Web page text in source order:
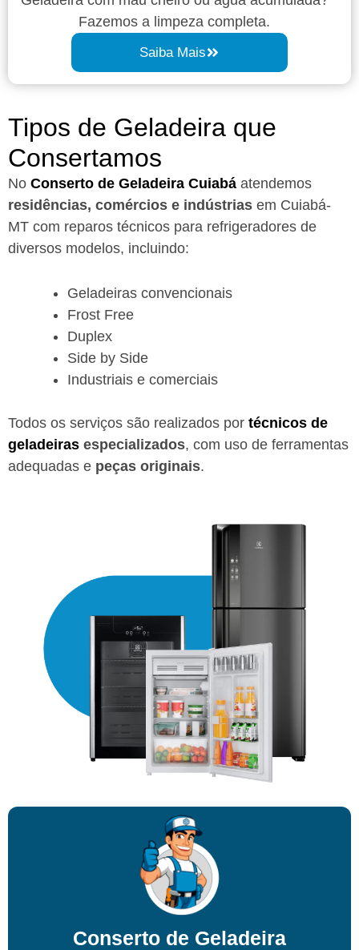
Fazemos a limpeza completa.
Saiba Mais
Tipos de Geladeira que
Consertamos
No Conserto de Geladeira Cuiabá atendemos
residências, comércios e indústrias em Cuiabá-
MT com reparos técnicos para refrigeradores de
diversos modelos, incluindo:
Geladeiras convencionais
Frost Free
Duplex
Side by Side
Industriais e comerciais
Todos os serviços são realizados por técnicos de
geladeiras especializados, com uso de ferramentas
adequadas e peças originais.
Conserto de Geladeira